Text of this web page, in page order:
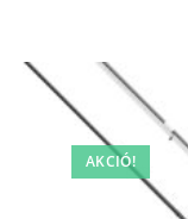
AKCIÓ!